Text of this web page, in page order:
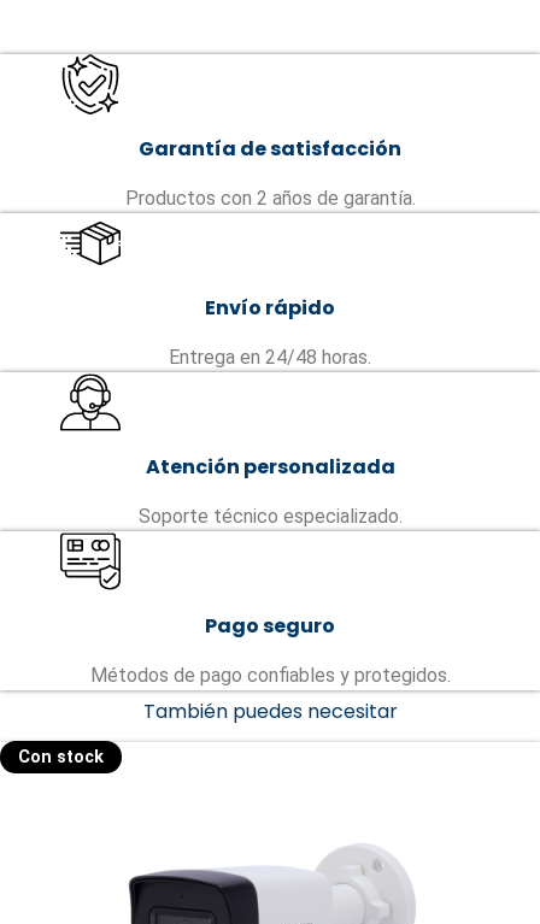
Garantía de satisfacción
Productos con 2 años de garantía.
Envío rápido
Entrega en 24/48 horas.
Atención personalizada
Soporte técnico especializado.
Pago seguro
Métodos de pago confiables y protegidos.
También puedes necesitar
Con stock